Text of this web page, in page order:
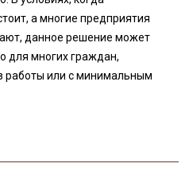
а многие предприятия
данное решение может
для многих граждан,
работы или с минимальным